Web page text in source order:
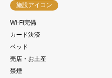
施設アイコン
Wi-Fi完備
カード決済
ベッド
売店・お土産
禁煙